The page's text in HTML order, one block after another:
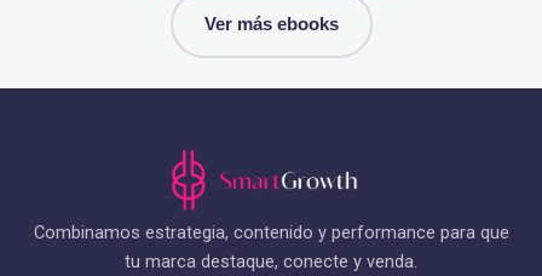
Ver más ebooks
Combinamos estrategia, contenido y performance para que
tu marca destaque, conecte y venda.